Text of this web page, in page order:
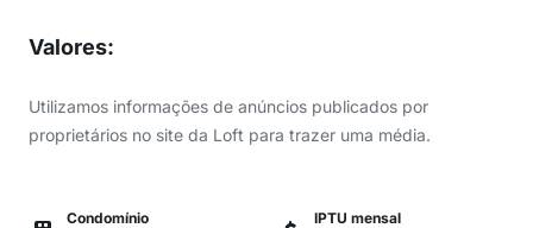
Valores:
Utilizamos informações de anúncios publicados por
proprietários no site da Loft para trazer uma média.
Condomínio
IPTU mensal